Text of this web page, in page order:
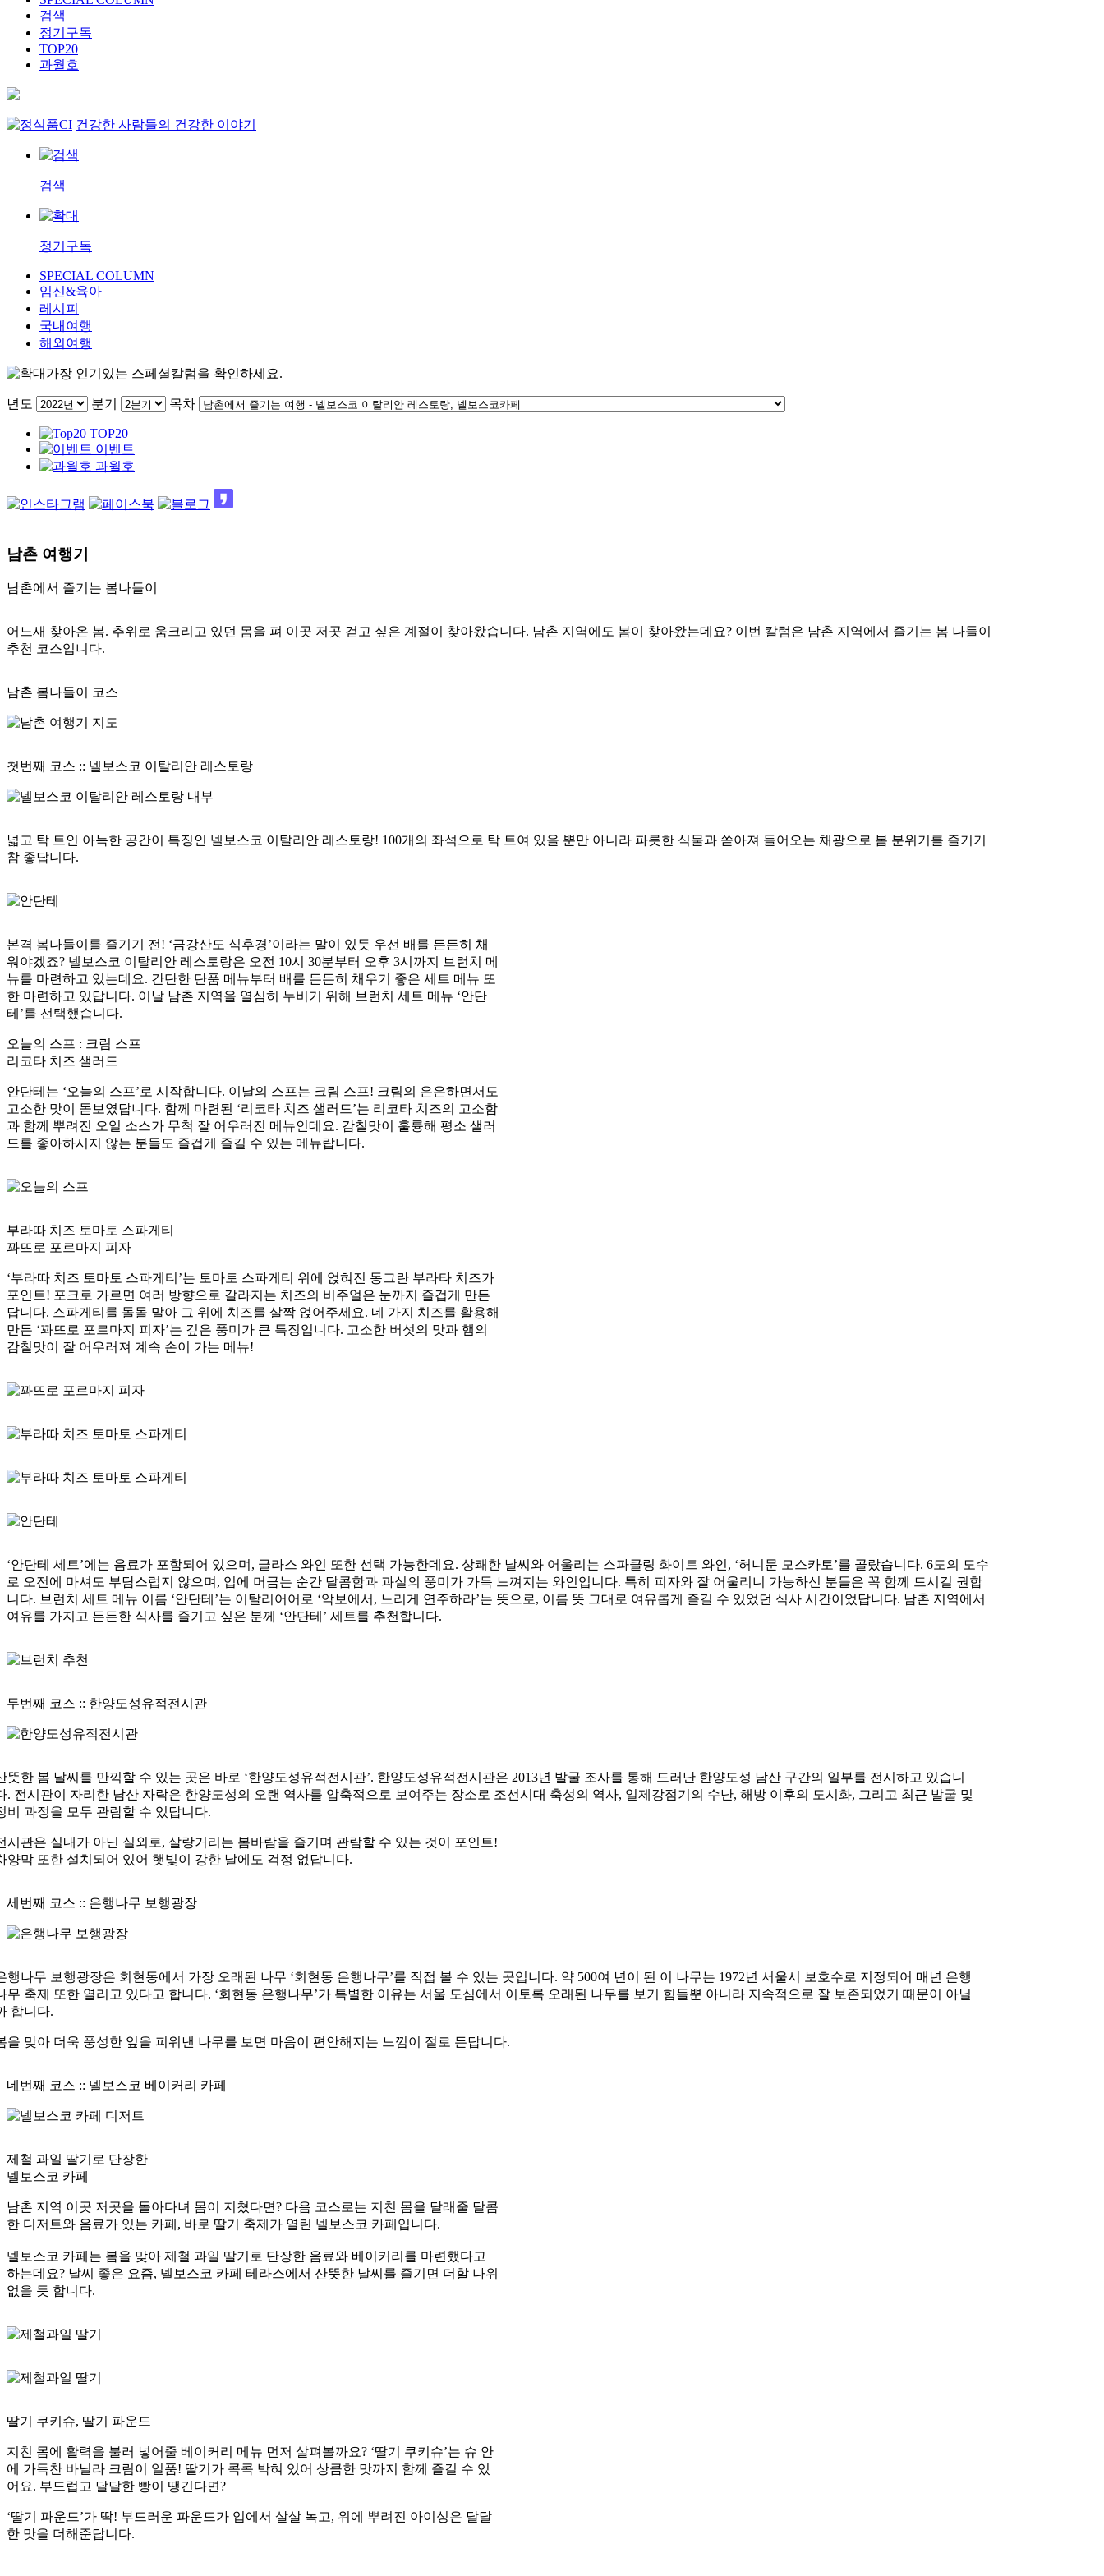
검색
정기구독
TOP20
과월호
건강한 사람들의 건강한 이야기
검색
정기구독
SPECIAL COLUMN
임신&육아
레시피
국내여행
해외여행
가장 인기있는 스페셜칼럼을 확인하세요.
년도 분기 목차
TOP20
이벤트
과월호
남촌 여행기
남촌에서 즐기는 봄나들이
어느새 찾아온 봄. 추위로 움크리고 있던 몸을 펴 이곳 저곳 걷고 싶은 계절이 찾아왔습니다. 남촌 지역에도 봄이 찾아왔는데요? 이번 칼럼은 남촌 지역에서 즐기는 봄 나들이
추천 코스입니다.
남촌 봄나들이 코스
첫번째 코스 :: 넬보스코 이탈리안 레스토랑
넓고 탁 트인 아늑한 공간이 특징인 넬보스코 이탈리안 레스토랑! 100개의 좌석으로 탁 트여 있을 뿐만 아니라 파릇한 식물과 쏟아져 들어오는 채광으로 봄 분위기를 즐기기
참 좋답니다.
본격 봄나들이를 즐기기 전! ‘금강산도 식후경’이라는 말이 있듯 우선 배를 든든히 채
워야겠죠? 넬보스코 이탈리안 레스토랑은 오전 10시 30분부터 오후 3시까지 브런치 메
뉴를 마련하고 있는데요. 간단한 단품 메뉴부터 배를 든든히 채우기 좋은 세트 메뉴 또
한 마련하고 있답니다. 이날 남촌 지역을 열심히 누비기 위해 브런치 세트 메뉴 ‘안단
테’를 선택했습니다.
오늘의 스프 : 크림 스프
리코타 치즈 샐러드
안단테는 ‘오늘의 스프’로 시작합니다. 이날의 스프는 크림 스프! 크림의 은은하면서도
고소한 맛이 돋보였답니다. 함께 마련된 ‘리코타 치즈 샐러드’는 리코타 치즈의 고소함
과 함께 뿌려진 오일 소스가 무척 잘 어우러진 메뉴인데요. 감칠맛이 훌륭해 평소 샐러
드를 좋아하시지 않는 분들도 즐겁게 즐길 수 있는 메뉴랍니다.
부라따 치즈 토마토 스파게티
꽈뜨로 포르마지 피자
‘부라따 치즈 토마토 스파게티’는 토마토 스파게티 위에 얹혀진 동그란 부라타 치즈가
포인트! 포크로 가르면 여러 방향으로 갈라지는 치즈의 비주얼은 눈까지 즐겁게 만든
답니다. 스파게티를 돌돌 말아 그 위에 치즈를 살짝 얹어주세요. 네 가지 치즈를 활용해
만든 ‘꽈뜨로 포르마지 피자’는 깊은 풍미가 큰 특징입니다. 고소한 버섯의 맛과 햄의
감칠맛이 잘 어우러져 계속 손이 가는 메뉴!
‘안단테 세트’에는 음료가 포함되어 있으며, 글라스 와인 또한 선택 가능한데요. 상쾌한 날씨와 어울리는 스파클링 화이트 와인, ‘허니문 모스카토’를 골랐습니다. 6도의 도수
로 오전에 마셔도 부담스럽지 않으며, 입에 머금는 순간 달콤함과 과실의 풍미가 가득 느껴지는 와인입니다. 특히 피자와 잘 어울리니 가능하신 분들은 꼭 함께 드시길 권합
니다. 브런치 세트 메뉴 이름 ‘안단테’는 이탈리어어로 ‘악보에서, 느리게 연주하라’는 뜻으로, 이름 뜻 그대로 여유롭게 즐길 수 있었던 식사 시간이었답니다. 남촌 지역에서
여유를 가지고 든든한 식사를 즐기고 싶은 분께 ‘안단테’ 세트를 추천합니다.
두번째 코스 :: 한양도성유적전시관
뜻한 봄 날씨를 만끽할 수 있는 곳은 바로 ‘한양도성유적전시관’. 한양도성유적전시관은 2013년 발굴 조사를 통해 드러난 한양도성 남산 구간의 일부를 전시하고 있습니
. 전시관이 자리한 남산 자락은 한양도성의 오랜 역사를 압축적으로 보여주는 장소로 조선시대 축성의 역사, 일제강점기의 수난, 해방 이후의 도시화, 그리고 최근 발굴 및
비 과정을 모두 관람할 수 있답니다.
시관은 실내가 아닌 실외로, 살랑거리는 봄바람을 즐기며 관람할 수 있는 것이 포인트!
양막 또한 설치되어 있어 햇빛이 강한 날에도 걱정 없답니다.
세번째 코스 :: 은행나무 보행광장
행나무 보행광장은 회현동에서 가장 오래된 나무 ‘회현동 은행나무’를 직접 볼 수 있는 곳입니다. 약 500여 년이 된 이 나무는 1972년 서울시 보호수로 지정되어 매년 은행
무 축제 또한 열리고 있다고 합니다. ‘회현동 은행나무’가 특별한 이유는 서울 도심에서 이토록 오래된 나무를 보기 힘들뿐 아니라 지속적으로 잘 보존되었기 때문이 아닐
합니다.
을 맞아 더욱 풍성한 잎을 피워낸 나무를 보면 마음이 편안해지는 느낌이 절로 든답니다.
네번째 코스 :: 넬보스코 베이커리 카페
제철 과일 딸기로 단장한
넬보스코 카페
남촌 지역 이곳 저곳을 돌아다녀 몸이 지쳤다면? 다음 코스로는 지친 몸을 달래줄 달콤
한 디저트와 음료가 있는 카페, 바로 딸기 축제가 열린 넬보스코 카페입니다.
넬보스코 카페는 봄을 맞아 제철 과일 딸기로 단장한 음료와 베이커리를 마련했다고
하는데요? 날씨 좋은 요즘, 넬보스코 카페 테라스에서 산뜻한 날씨를 즐기면 더할 나위
없을 듯 합니다.
딸기 쿠키슈, 딸기 파운드
지친 몸에 활력을 불러 넣어줄 베이커리 메뉴 먼저 살펴볼까요? ‘딸기 쿠키슈’는 슈 안
에 가득찬 바닐라 크림이 일품! 딸기가 콕콕 박혀 있어 상큼한 맛까지 함께 즐길 수 있
어요. 부드럽고 달달한 빵이 땡긴다면?
‘딸기 파운드’가 딱! 부드러운 파운드가 입에서 살살 녹고, 위에 뿌려진 아이싱은 달달
한 맛을 더해준답니다.